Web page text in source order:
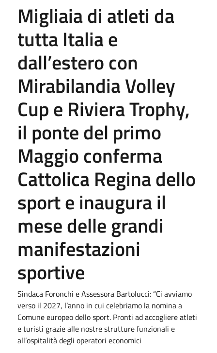
Migliaia di atleti da
tutta Italia e
dall’estero con
Mirabilandia Volley
Cup e Riviera Trophy,
il ponte del primo
Maggio conferma
Cattolica Regina dello
sport e inaugura il
mese delle grandi
manifestazioni
sportive
Sindaca Foronchi e Assessora Bartolucci: “Ci avviamo
verso il 2027, l’anno in cui celebriamo la nomina a
Comune europeo dello sport. Pronti ad accogliere atleti
e turisti grazie alle nostre strutture funzionali e
all’ospitalità degli operatori economici